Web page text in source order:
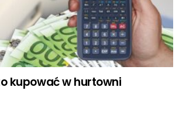
kupować w hurtowni